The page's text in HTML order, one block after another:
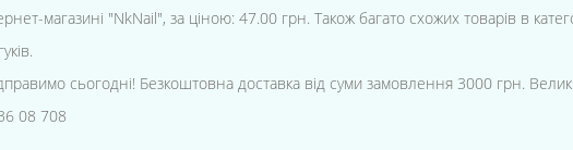
магазині "NkNail", за ціною: 47.00 грн. Також багато схожих товарів в
сьогодні! Безкоштовна доставка від суми замовлення 3000 грн.
08 708